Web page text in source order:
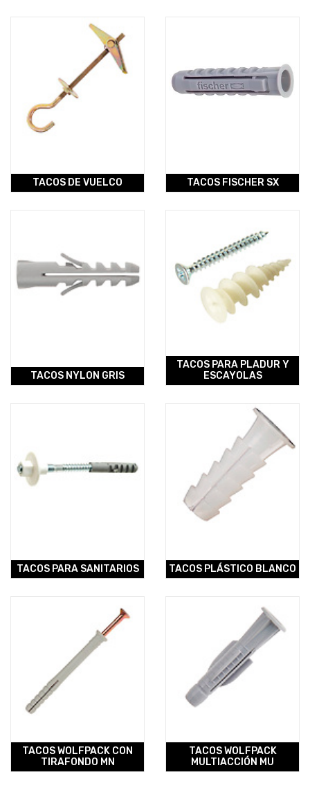
TACOS DE VUELCO TACOS FISCHER SX
TACOS NYLON GRIS
TACOS PARA PLADUR Y
ESCAYOLAS
TACOS PARA SANITARIOS TACOS PLÁSTICO BLANCO
TACOS WOLFPACK CON
TIRAFONDO MN
TACOS WOLFPACK
MULTIACCIÓN MU